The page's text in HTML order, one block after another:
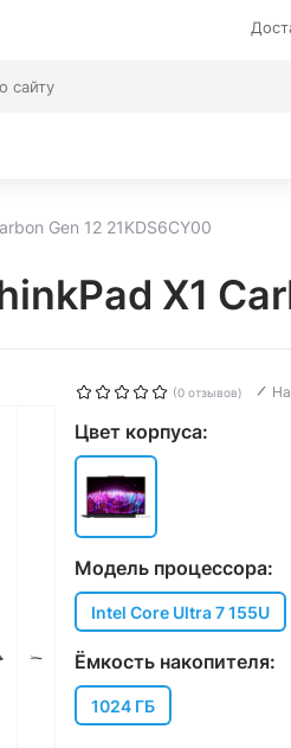
Gen 12 21KDS6CY00
X1
(0 отзывов)
Цвет корпуса:
Модель процессора:
Intel Core Ultra 7 155U
Ёмкость накопителя:
1024 ГБ